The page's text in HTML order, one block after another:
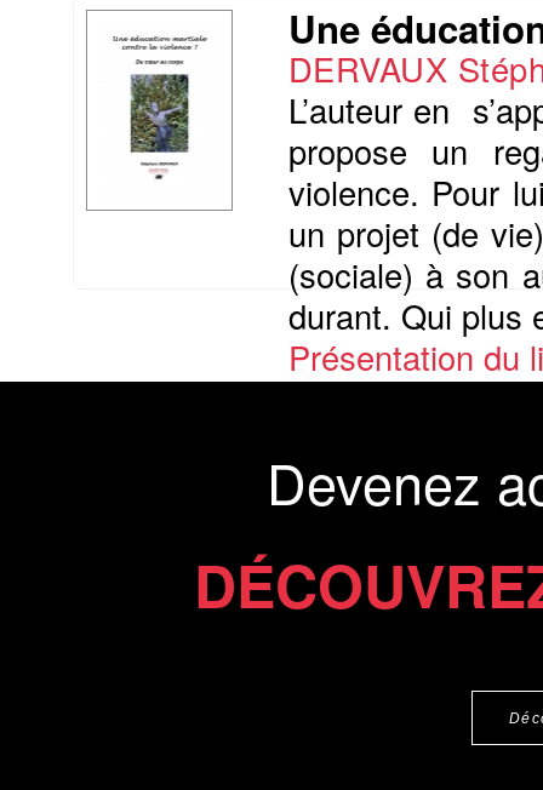
Une
DERVAUX
L’auteur en
propose un
violence. Pour
un projet (de
(sociale) à son
durant. Qui plus
Présentation du
Devenez